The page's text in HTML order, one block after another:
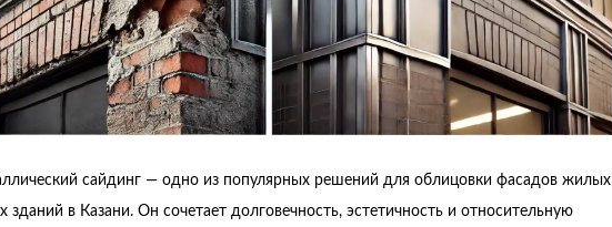
сайдинг — одно из популярных решений для облицовки фасадов жилых
зданий в Казани. Он сочетает долговечность, эстетичность и относительную